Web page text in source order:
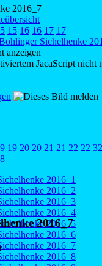
2016_7
15 16 16 17 17
JacaScript nicht
19 20 20 21 21 22 22 32
2016_7